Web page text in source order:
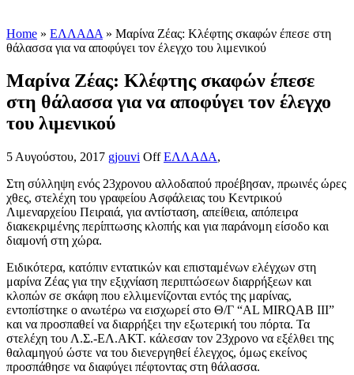
Home » ΕΛΛΑΔΑ » Μαρίνα Ζέας: Κλέφτης σκαφών έπεσε στη
θάλασσα για να αποφύγει τον έλεγχο του λιμενικού
Μαρίνα Ζέας: Κλέφτης σκαφών έπεσε
στη θάλασσα για να αποφύγει τον έλεγχο
του λιμενικού
5 Αυγούστου, 2017 gjouvi Off ΕΛΛΑΔΑ,
Στη σύλληψη ενός 23χρονου αλλοδαπού προέβησαν, πρωινές ώρες
χθες, στελέχη του γραφείου Ασφάλειας του Κεντρικού
Λιμεναρχείου Πειραιά, για αντίσταση, απείθεια, απόπειρα
διακεκριμένης περίπτωσης κλοπής και για παράνομη είσοδο και
διαμονή στη χώρα.
Ειδικότερα, κατόπιν εντατικών και επισταμένων ελέγχων στη
μαρίνα Ζέας για την εξιχνίαση περιπτώσεων διαρρήξεων και
κλοπών σε σκάφη που ελλιμενίζονται εντός της μαρίνας,
εντοπίστηκε ο ανωτέρω να εισχωρεί στο Θ/Γ “AL MIRQAB ΙΙΙ”
και να προσπαθεί να διαρρήξει την εξωτερική του πόρτα. Τα
στελέχη του Λ.Σ.-ΕΛ.ΑΚΤ. κάλεσαν τον 23χρονο να εξέλθει της
θαλαμηγού ώστε να του διενεργηθεί έλεγχος, όμως εκείνος
προσπάθησε να διαφύγει πέφτοντας στη θάλασσα.